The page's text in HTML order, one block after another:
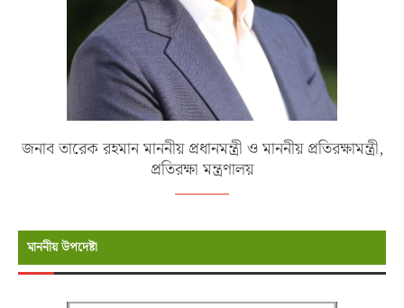
জনাব তারেক রহমান মাননীয় প্রধানমন্ত্রী ও মাননীয় প্রতিরক্ষামন্ত্রী,
প্রতিরক্ষা মন্ত্রণালয়
মাননীয় উপদেষ্টা